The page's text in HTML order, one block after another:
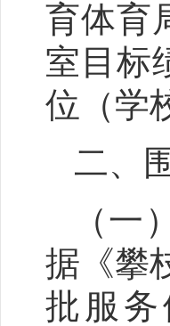
育体育
室目标
位（学
二、
（
据 《
批服